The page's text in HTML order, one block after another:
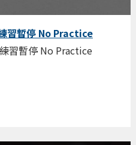
習暫停 No Practice
習暫停 No Practice